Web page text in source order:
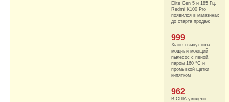
Elite Gen 5 и 185 Гц.
Redmi K100 Pro
появился в магазинах
до старта продаж
999
Xiaomi выпустила
мощный моющий
пылесос с пеной,
паром 160 °C и
промывкой щетки
кипятком
962
В США увидели